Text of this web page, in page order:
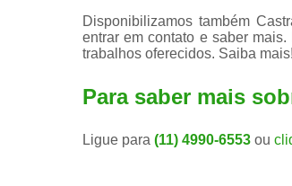
Disponibilizamos também
entrar em contato e saber
trabalhos oferecidos. Saiba mais!
Para saber mais
Ligue para (11) 4990-6553 ou